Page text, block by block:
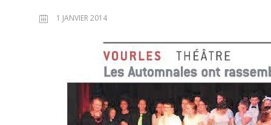
1 JANVIER 2014